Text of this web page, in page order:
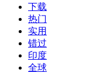
下载
热门
实用
错过
印度
全球